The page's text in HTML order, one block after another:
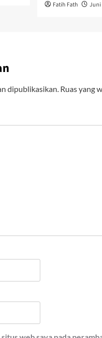
Fatih Fath Juni
dipublikasikan. Ruas yang